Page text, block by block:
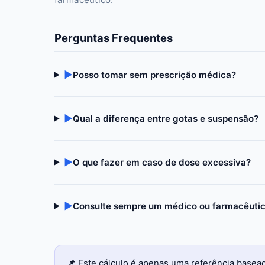
Perguntas Frequentes
▶Posso tomar sem prescrição médica?
▶Qual a diferença entre gotas e suspensão?
▶O que fazer em caso de dose excessiva?
▶Consulte sempre um médico ou